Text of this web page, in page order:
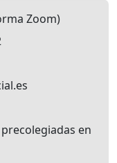
Zoom)
en